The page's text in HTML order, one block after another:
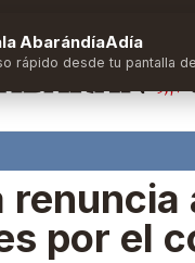
por el
AbarándíaAdía
rápido desde tu pantalla